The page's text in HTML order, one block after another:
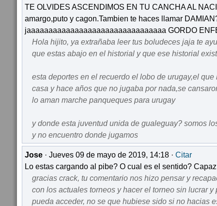
TE OLVIDES ASCENDIMOS EN TU CANCHA AL
amargo,puto y cagon.Tambien te haces llamar
jaaaaaaaaaaaaaaaaaaaaaaaaaaaaaaaa GORDO
Hola hijito, ya extrañaba leer tus boludeces jaja te
que estas abajo en el historial y que ese historial
esta deportes en el recuerdo el lobo de urugay,el
casa y hace años que no jugaba por nada,se
lo aman marche panqueques para urugay
y donde esta juventud unida de gualeguay? somos
y no encuentro donde jugamos
Jose · Jueves 09 de mayo de 2019, 14:18 · Citar
Lo estas cargando al pibe? O cual es el sentido?
gracias crack, tu comentario nos hizo pensar y
con los actuales torneos y hacer el torneo sin lucrar y
pueda acceder, no se que hubiese sido si no hacias